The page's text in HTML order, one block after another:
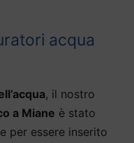
acqua
, il nostro
a Miane è stato
per essere inserito